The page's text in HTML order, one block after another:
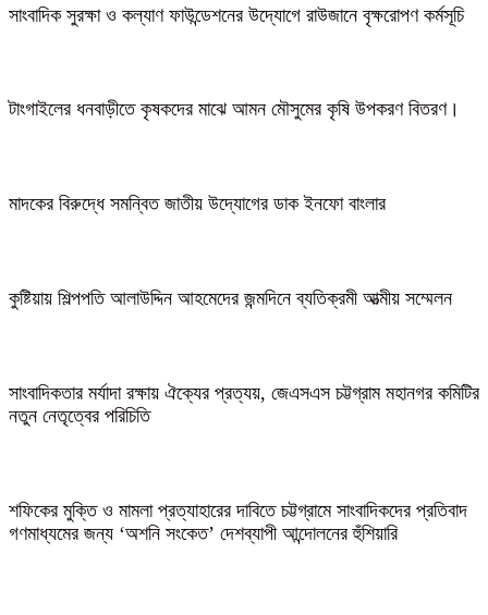
সাংবাদিক সুরক্ষা ও কল্যাণ ফাউন্ডেশনের উদ্যোগে রাউজানে বৃক্ষরোপণ কর্মসূচি
টাংগাইলের ধনবাড়ীতে কৃষকদের মাঝে আমন মৌসুমের কৃষি উপকরণ বিতরণ।
মাদকের বিরুদ্ধে সমন্বিত জাতীয় উদ্যোগের ডাক ইনফো বাংলার
কুষ্টিয়ায় শিল্পপতি আলাউদ্দিন আহমেদের জন্মদিনে ব্যতিক্রমী আত্মীয় সম্মেলন
সাংবাদিকতার মর্যাদা রক্ষায় ঐক্যের প্রত্যয়, জেএসএস চট্টগ্রাম মহানগর কমিটির
নতুন নেতৃত্বের পরিচিতি
শফিকের মুক্তি ও মামলা প্রত্যাহারের দাবিতে চট্টগ্রামে সাংবাদিকদের প্রতিবাদ
গণমাধ্যমের জন্য ‘অশনি সংকেত’ দেশব্যাপী আন্দোলনের হুঁশিয়ারি